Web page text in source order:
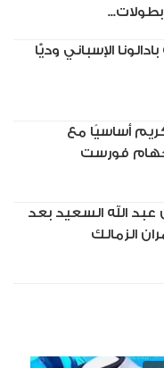
الإسباني وديًّا
أساسيًا مع
فورست
عبد الله السعيد بعد
الزمالك